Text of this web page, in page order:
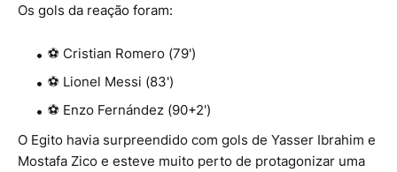
Os gols da reação foram:
⚽ Cristian Romero (79')
⚽ Lionel Messi (83')
⚽ Enzo Fernández (90+2')
O Egito havia surpreendido com gols de Yasser Ibrahim e
Mostafa Zico e esteve muito perto de protagonizar uma